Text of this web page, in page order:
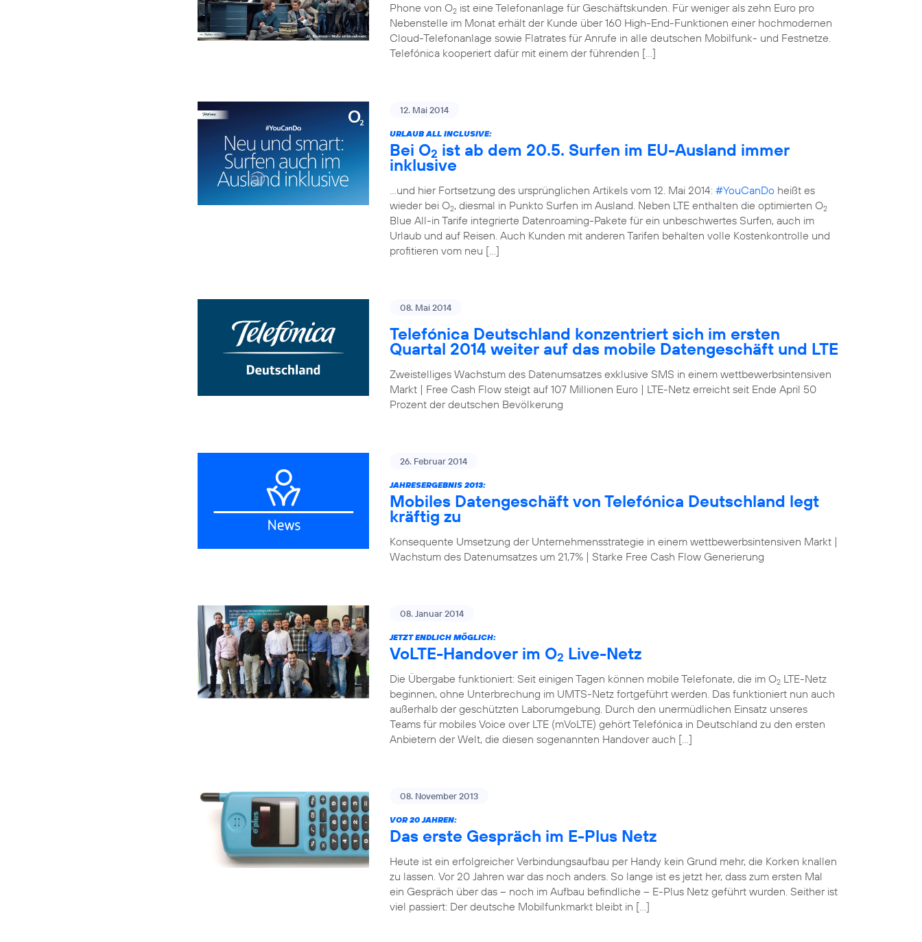
Phone von O2 ist eine Telefonanlage für Geschäftskunden. Für weniger als zehn Euro pro
Nebenstelle im Monat erhält der Kunde über 160 High-End-Funktionen einer hochmodernen
Cloud-Telefonanlage sowie Flatrates für Anrufe in alle deutschen Mobilfunk- und Festnetze.
Telefónica kooperiert dafür mit einem der führenden […]
12. Mai 2014
URLAUB ALL INCLUSIVE:
Bei O2 ist ab dem 20.5. Surfen im EU-Ausland immer
inklusive
…und hier Fortsetzung des ursprünglichen Artikels vom 12. Mai 2014: #YouCanDo heißt es
wieder bei O2, diesmal in Punkto Surfen im Ausland. Neben LTE enthalten die optimierten O2
Blue All-in Tarife integrierte Datenroaming-Pakete für ein unbeschwertes Surfen, auch im
Urlaub und auf Reisen. Auch Kunden mit anderen Tarifen behalten volle Kostenkontrolle und
profitieren vom neu […]
08. Mai 2014
Telefónica Deutschland konzentriert sich im ersten
Quartal 2014 weiter auf das mobile Datengeschäft und LTE
Zweistelliges Wachstum des Datenumsatzes exklusive SMS in einem wettbewerbsintensiven
Markt | Free Cash Flow steigt auf 107 Millionen Euro | LTE-Netz erreicht seit Ende April 50
Prozent der deutschen Bevölkerung
26. Februar 2014
JAHRESERGEBNIS 2013:
Mobiles Datengeschäft von Telefónica Deutschland legt
kräftig zu
Konsequente Umsetzung der Unternehmensstrategie in einem wettbewerbsintensiven Markt |
Wachstum des Datenumsatzes um 21,7% | Starke Free Cash Flow Generierung
08. Januar 2014
JETZT ENDLICH MÖGLICH:
VoLTE-Handover im O2 Live-Netz
Die Übergabe funktioniert: Seit einigen Tagen können mobile Telefonate, die im O2 LTE-Netz
beginnen, ohne Unterbrechung im UMTS-Netz fortgeführt werden. Das funktioniert nun auch
außerhalb der geschützten Laborumgebung. Durch den unermüdlichen Einsatz unseres
Teams für mobiles Voice over LTE (mVoLTE) gehört Telefónica in Deutschland zu den ersten
Anbietern der Welt, die diesen sogenannten Handover auch […]
08. November 2013
VOR 20 JAHREN:
Das erste Gespräch im E-Plus Netz
Heute ist ein erfolgreicher Verbindungsaufbau per Handy kein Grund mehr, die Korken knallen
zu lassen. Vor 20 Jahren war das noch anders. So lange ist es jetzt her, dass zum ersten Mal
ein Gespräch über das – noch im Aufbau befindliche – E-Plus Netz geführt wurden. Seither ist
viel passiert: Der deutsche Mobilfunkmarkt bleibt in […]